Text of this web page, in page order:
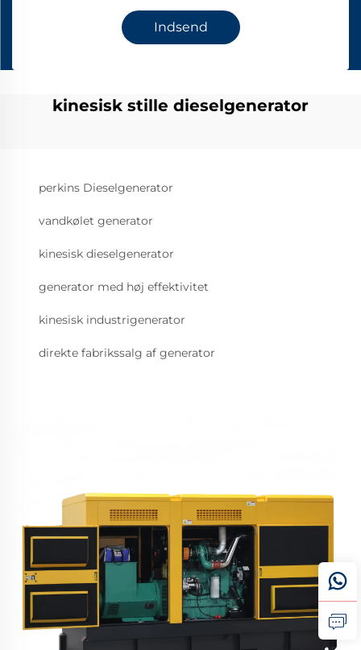
Indsend
kinesisk stille dieselgenerator
perkins Dieselgenerator
vandkølet generator
kinesisk dieselgenerator
generator med høj effektivitet
kinesisk industrigenerator
direkte fabrikssalg af generator